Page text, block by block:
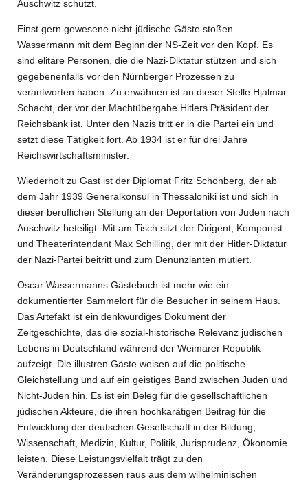
Auschwitz schützt.
Einst gern gewesene nicht-jüdische Gäste stoßen
Wassermann mit dem Beginn der NS-Zeit vor den Kopf. Es
sind elitäre Personen, die die Nazi-Diktatur stützen und sich
gegebenenfalls vor den Nürnberger Prozessen zu
verantworten haben. Zu erwähnen ist an dieser Stelle Hjalmar
Schacht, der vor der Machtübergabe Hitlers Präsident der
Reichsbank ist. Unter den Nazis tritt er in die Partei ein und
setzt diese Tätigkeit fort. Ab 1934 ist er für drei Jahre
Reichswirtschaftsminister.
Wiederholt zu Gast ist der Diplomat Fritz Schönberg, der ab
dem Jahr 1939 Generalkonsul in Thessaloniki ist und sich in
dieser beruflichen Stellung an der Deportation von Juden nach
Auschwitz beteiligt. Mit am Tisch sitzt der Dirigent, Komponist
und Theaterintendant Max Schilling, der mit der Hitler-Diktatur
der Nazi-Partei beitritt und zum Denunzianten mutiert.
Oscar Wassermanns Gästebuch ist mehr wie ein
dokumentierter Sammelort für die Besucher in seinem Haus.
Das Artefakt ist ein denkwürdiges Dokument der
Zeitgeschichte, das die sozial-historische Relevanz jüdischen
Lebens in Deutschland während der Weimarer Republik
aufzeigt. Die illustren Gäste weisen auf die politische
Gleichstellung und auf ein geistiges Band zwischen Juden und
Nicht-Juden hin. Es ist ein Beleg für die gesellschaftlichen
jüdischen Akteure, die ihren hochkarätigen Beitrag für die
Entwicklung der deutschen Gesellschaft in der Bildung,
Wissenschaft, Medizin, Kultur, Politik, Jurisprudenz, Ökonomie
leisten. Diese Leistungsvielfalt trägt zu den
Veränderungsprozessen raus aus dem wilhelminischen